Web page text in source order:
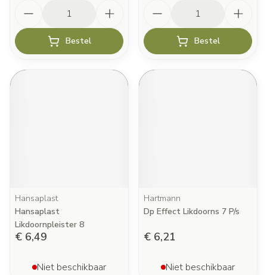
Bestel Bestel
Hansaplast
Hansaplast
Likdoornpleister 8
€ 6,49
Niet beschikbaar
Hartmann
Dp Effect Likdoorns 7 P/s
€ 6,21
Niet beschikbaar